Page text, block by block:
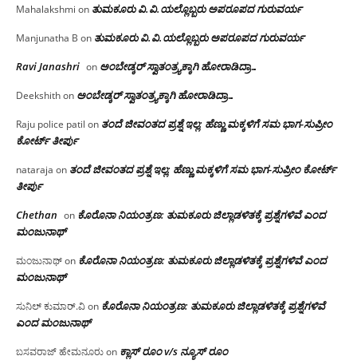
Mahalakshmi on ತುಮಕೂರು‌ ವಿ.ವಿ.ಯಲ್ಲೊಬ್ಬರು ಅಪರೂಪದ ಗುರುವರ್ಯ
Manjunatha B on ತುಮಕೂರು‌ ವಿ.ವಿ.ಯಲ್ಲೊಬ್ಬರು ಅಪರೂಪದ ಗುರುವರ್ಯ
Ravi Janashri on ಅಂಬೇಡ್ಕರ್ ಸ್ವಾತಂತ್ರ್ಯಕ್ಕಾಗಿ ಹೋರಾಡಿದ್ರಾ…
Deekshithon ಅಂಬೇಡ್ಕರ್ ಸ್ವಾತಂತ್ರ್ಯಕ್ಕಾಗಿ ಹೋರಾಡಿದ್ರಾ…
Raju police patil on ತಂದೆ ಜೀವಂತದ ಪ್ರಶ್ನೆ ಇಲ್ಲ: ಹೆಣ್ಣು ಮಕ್ಕಳಿಗೆ ಸಮ ಭಾಗ-ಸುಪ್ರೀಂ
ಕೋರ್ಟ್ ತೀರ್ಪು
nataraja on ತಂದೆ ಜೀವಂತದ ಪ್ರಶ್ನೆ ಇಲ್ಲ: ಹೆಣ್ಣು ಮಕ್ಕಳಿಗೆ ಸಮ ಭಾಗ-ಸುಪ್ರೀಂ ಕೋರ್ಟ್
ತೀರ್ಪು
Chethan on ಕೊರೊನಾ ನಿಯಂತ್ರಣ: ತುಮಕೂರು ಜಿಲ್ಲಾಡಳಿತಕ್ಕೆ ಪ್ರಶ್ನೆಗಳಿವೆ ಎಂದ
ಮಂಜು‌ನಾಥ್
ಮಂಜುನಾಥ್on ಕೊರೊನಾ ನಿಯಂತ್ರಣ: ತುಮಕೂರು ಜಿಲ್ಲಾಡಳಿತಕ್ಕೆ ಪ್ರಶ್ನೆಗಳಿವೆ ಎಂದ
ಮಂಜು‌ನಾಥ್
ಸುನಿಲ್ ಕುಮಾರ್.ವಿon ಕೊರೊನಾ ನಿಯಂತ್ರಣ: ತುಮಕೂರು ಜಿಲ್ಲಾಡಳಿತಕ್ಕೆ ಪ್ರಶ್ನೆಗಳಿವೆ
ಎಂದ ಮಂಜು‌ನಾಥ್
ಬಸವರಾಜ್ ಹೇಮನೂರುon ಕ್ಲಾಸ್ ರೂಂ v/s ನ್ಯೂಸ್ ರೂಂ